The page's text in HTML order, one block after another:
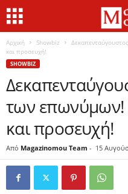
Αρχική Showbiz
και προσευχή!
SHOWBIZ
των επωνύμων!
και προσευχή!
Από Magazinomou Team - 15